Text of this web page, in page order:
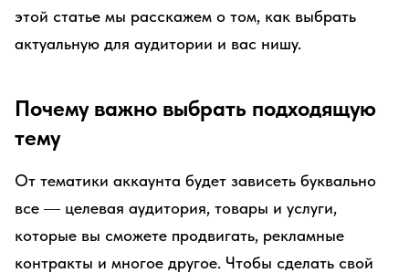
этой статье мы расскажем о том, как выбрать
актуальную для аудитории и вас нишу.
Почему важно выбрать подходящую
тему
От тематики аккаунта будет зависеть буквально
все ― целевая аудитория, товары и услуги,
которые вы сможете продвигать, рекламные
контракты и многое другое. Чтобы сделать свой